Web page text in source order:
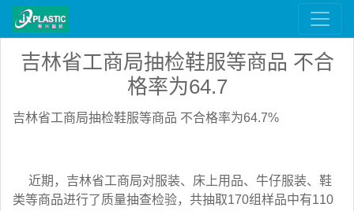
吉林省工商局抽检鞋服等商品 不合
格率为64.7
吉林省工商局抽检鞋服等商品 不合格率为64.7%
近期，吉林省工商局对服装、床上用品、牛仔服装、鞋
类等商品进行了质量抽查检验，共抽取170组样品中有110